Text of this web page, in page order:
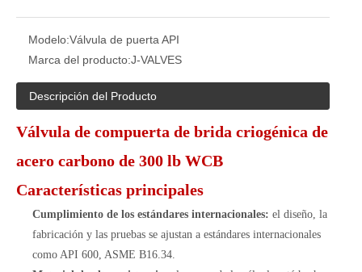
Modelo:Válvula de puerta API
Marca del producto:J-VALVES
Descripción del Producto
Válvula de compuerta de brida criogénica de
acero carbono de 300 lb WCB
Características principales
Cumplimiento de los estándares internacionales: el diseño, la
fabricación y las pruebas se ajustan a estándares internacionales
como API 600, ASME B16.34.